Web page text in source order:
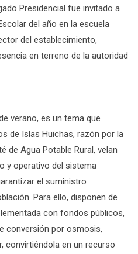
Presidencial fue invitado a
del año en la escuela
del establecimiento,
en terreno de la autoridad
verano, es un tema que
de Islas Huichas, razón por la
de Agua Potable Rural, velan
y operativo del sistema
el suministro
Para ello, disponen de
con fondos públicos,
conversión por osmosis,
convirtiéndola en un recurso